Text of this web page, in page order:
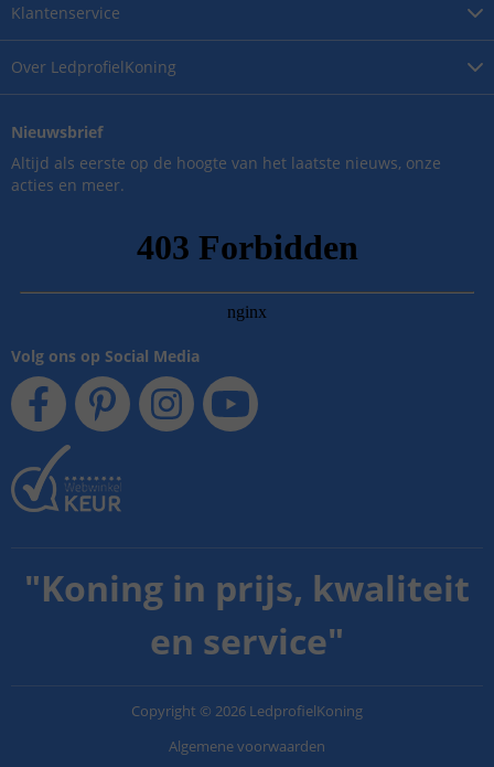
Over LedprofielKoning
Klantenservice
Nieuwsbrief
Altijd als eerste op de hoogte van het laatste nieuws, onze
acties en meer.
Volg ons op Social Media
"Koning in prijs, kwaliteit
en service"
Copyright © 2026 LedprofielKoning
Algemene voorwaarden